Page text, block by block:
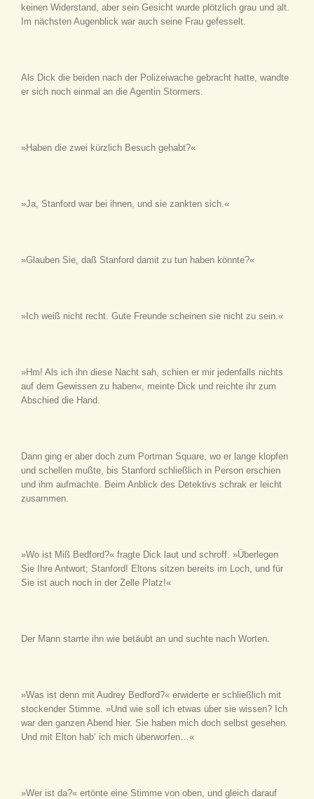
keinen Widerstand, aber sein Gesicht wurde plötzlich grau und alt.
Im nächsten Augenblick war auch seine Frau gefesselt.
Als Dick die beiden nach der Polizeiwache gebracht hatte, wandte
er sich noch einmal an die Agentin Stormers.
»Haben die zwei kürzlich Besuch gehabt?«
»Ja, Stanford war bei ihnen, und sie zankten sich.«
»Glauben Sie, daß Stanford damit zu tun haben könnte?«
»Ich weiß nicht recht. Gute Freunde scheinen sie nicht zu sein.«
»Hm! Als ich ihn diese Nacht sah, schien er mir jedenfalls nichts
auf dem Gewissen zu haben«, meinte Dick und reichte ihr zum
Abschied die Hand.
Dann ging er aber doch zum Portman Square, wo er lange klopfen
und schellen mußte, bis Stanford schließlich in Person erschien
und ihm aufmachte. Beim Anblick des Detektivs schrak er leicht
zusammen.
»Wo ist Miß Bedford?« fragte Dick laut und schroff. »Überlegen
Sie Ihre Antwort; Stanford! Eltons sitzen bereits im Loch, und für
Sie ist auch noch in der Zelle Platz!«
Der Mann starrte ihn wie betäubt an und suchte nach Worten.
»Was ist denn mit Audrey Bedford?« erwiderte er schließlich mit
stockender Stimme. »Und wie soll ich etwas über sie wissen? Ich
war den ganzen Abend hier. Sie haben mich doch selbst gesehen.
Und mit Elton hab‘ ich mich überworfen…«
»Wer ist da?« ertönte eine Stimme von oben, und gleich darauf